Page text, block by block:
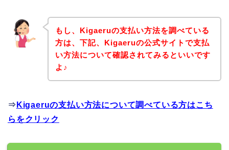
もし、Kigaeruの支払い方法を調べている
方は、下記、Kigaeruの公式サイトで支払
い方法について確認されてみるといいです
よ♪
⇒ Kigaeruの支払い方法について調べている方はこち
らをクリック